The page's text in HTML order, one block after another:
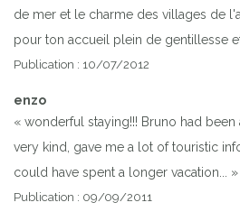
de mer et le charme des villages de
pour ton accueil plein de gentillesse
Publication : 10/07/2012
enzo
« wonderful staying!!! Bruno had been
very kind, gave me a lot of touristic
could have spent a longer vacation... »
Publication : 09/09/2011